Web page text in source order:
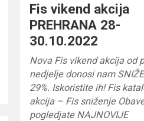
Fis vikend akcija
PREHRANA 28-
30.10.2022
Nova Fis vikend akcija od
nedjelje donosi nam
29%. Iskoristite ih! Fis
akcija – Fis sniženje
pogledjate NAJNOVIJE